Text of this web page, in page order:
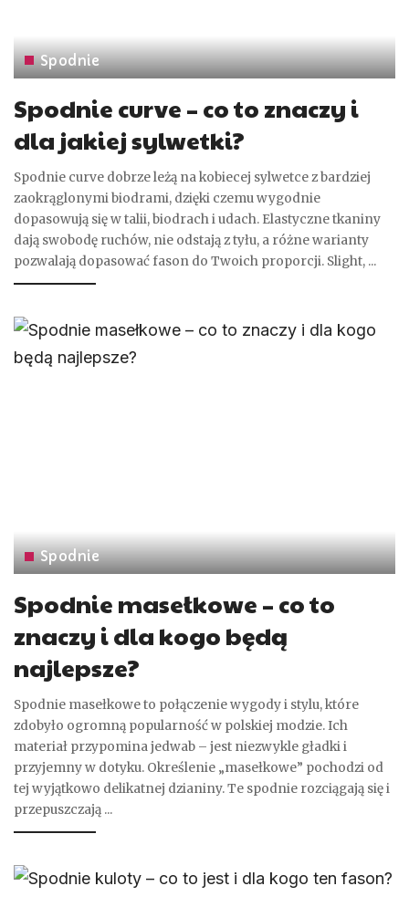
Spodnie
Spodnie curve – co to znaczy i
dla jakiej sylwetki?
Spodnie curve dobrze leżą na kobiecej sylwetce z bardziej
zaokrąglonymi biodrami, dzięki czemu wygodnie
dopasowują się w talii, biodrach i udach. Elastyczne tkaniny
dają swobodę ruchów, nie odstają z tyłu, a różne warianty
pozwalają dopasować fason do Twoich proporcji. Slight, ...
Spodnie
Spodnie masełkowe – co to
znaczy i dla kogo będą
najlepsze?
Spodnie masełkowe to połączenie wygody i stylu, które
zdobyło ogromną popularność w polskiej modzie. Ich
materiał przypomina jedwab – jest niezwykle gładki i
przyjemny w dotyku. Określenie „masełkowe” pochodzi od
tej wyjątkowo delikatnej dzianiny. Te spodnie rozciągają się i
przepuszczają ...